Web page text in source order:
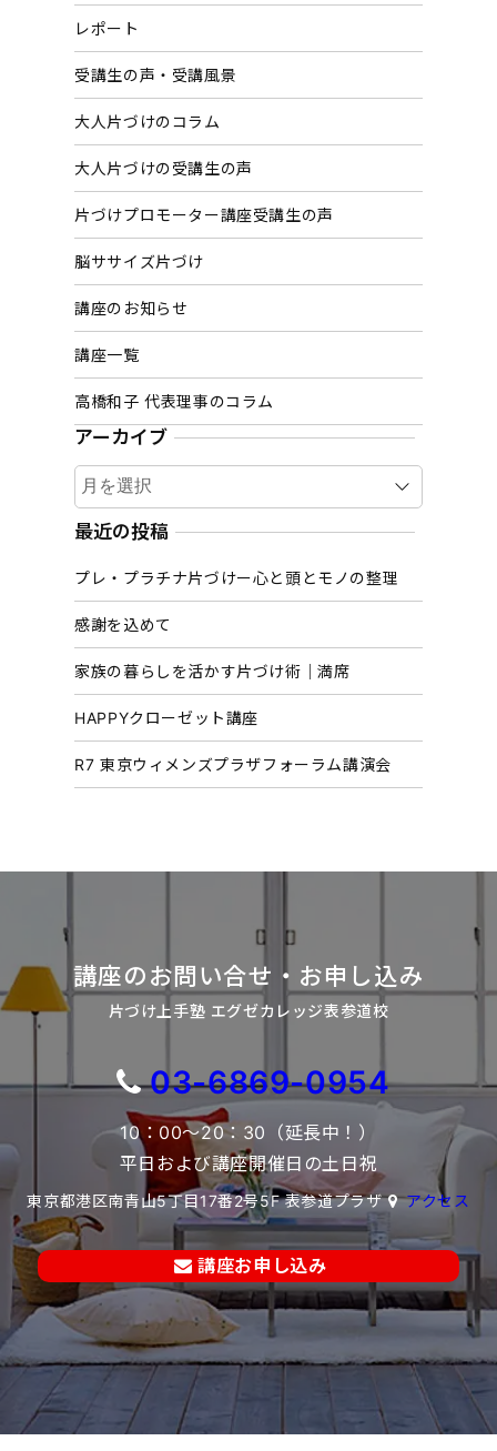
レポート
受講生の声・受講風景
大人片づけのコラム
大人片づけの受講生の声
片づけプロモーター講座受講生の声
脳ササイズ片づけ
講座のお知らせ
講座一覧
高橋和子 代表理事のコラム
アーカイブ
ア
ー
カ
ブ
最近の投稿
プレ・プラチナ片づけー心と頭とモノの整理
感謝を込めて
家族の暮らしを活かす片づけ術｜満席
HAPPYクローゼット講座
R7 東京ウィメンズプラザフォーラム講演会
講座のお問い合せ・お申し込み
片づけ上手塾 エグゼカレッジ表参道校
03-6869-0954
10：00～20：30（延長中！）
平日および講座開催日の土日祝
東京都港区南青山5丁目17番2号5F 表参道プラザ アクセス
講座お申し込み